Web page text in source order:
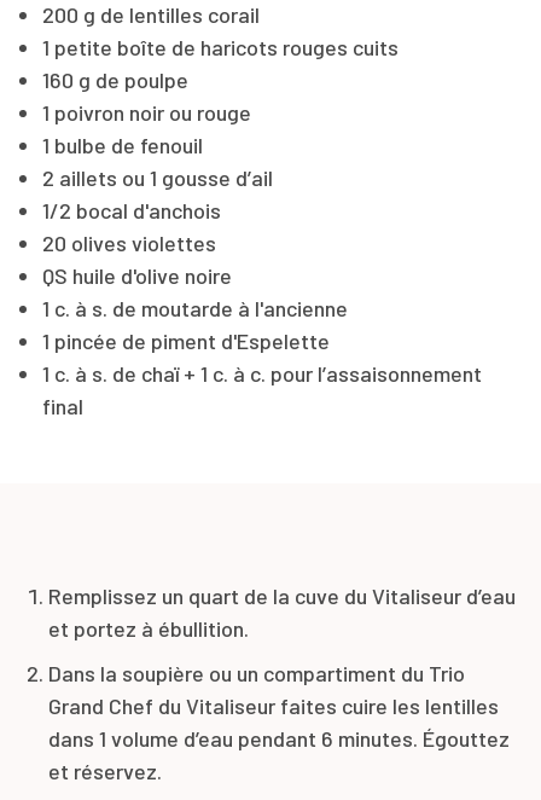
200 g de lentilles corail
1 petite boîte de haricots rouges cuits
160 g de poulpe
1 poivron noir ou rouge
1 bulbe de fenouil
2 aillets ou 1 gousse d’ail
1/2 bocal d'anchois
20 olives violettes
QS huile d'olive noire
1 c. à s. de moutarde à l'ancienne
1 pincée de piment d'Espelette
1 c. à s. de chaï + 1 c. à c. pour l’assaisonnement
final
Remplissez un quart de la cuve du Vitaliseur d’eau
et portez à ébullition.
Dans la soupière ou un compartiment du Trio
Grand Chef du Vitaliseur faites cuire les lentilles
dans 1 volume d’eau pendant 6 minutes. Égouttez
et réservez.